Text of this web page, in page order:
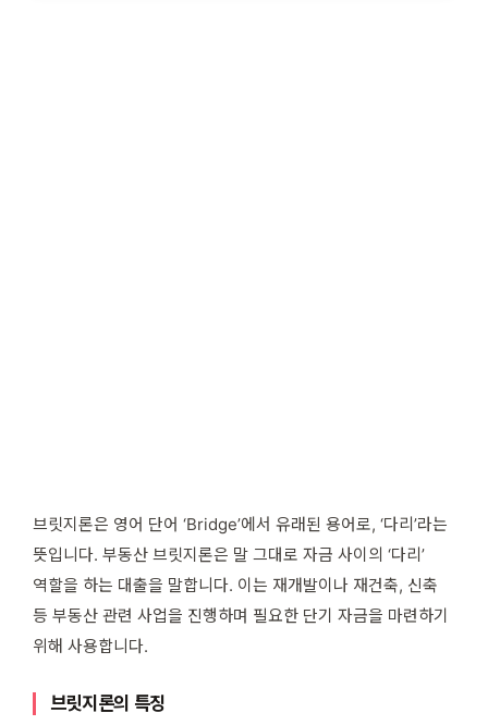
브릿지론은 영어 단어 ‘Bridge’에서 유래된 용어로, ‘다리’라는
뜻입니다. 부동산 브릿지론은 말 그대로 자금 사이의 ‘다리’
역할을 하는 대출을 말합니다. 이는 재개발이나 재건축, 신축
등 부동산 관련 사업을 진행하며 필요한 단기 자금을 마련하기
위해 사용합니다.
브릿지론의 특징